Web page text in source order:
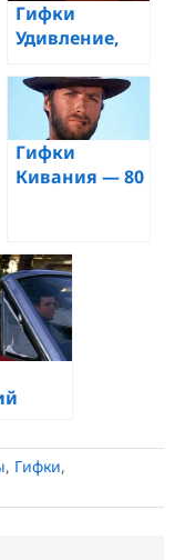
Гифки
Удивление,
Шок
Гифки
Кивания — 80
чтобы сказать
«Да» или
одобрить
, Гифки,